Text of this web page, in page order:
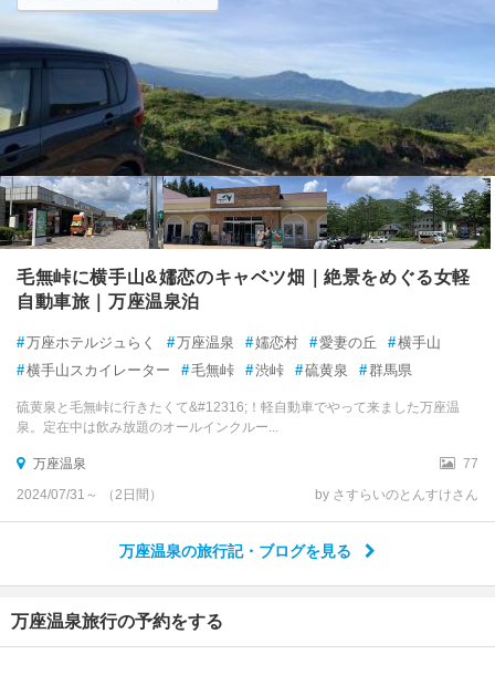
毛無峠に横手山&嬬恋のキャベツ畑｜絶景をめぐる女軽
自動車旅｜万座温泉泊
#万座ホテルジュらく #万座温泉 #嬬恋村 #愛妻の丘 #横手山
#横手山スカイレーター #毛無峠 #渋峠 #硫黄泉 #群馬県
硫黄泉と毛無峠に行きたくて&#12316;！軽自動車でやって来ました万座温
泉。定在中は飲み放題のオールインクルー...
万座温泉
77
2024/07/31～ （2日間）
by さすらいのとんすけさん
万座温泉の旅行記・ブログを見る
万座温泉旅行の予約をする